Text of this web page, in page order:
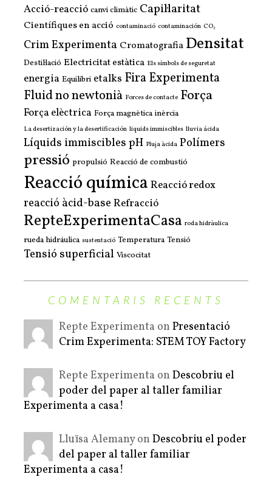
Acció-reacció canvi climàtic Capil·laritat
Científiques en acció contaminació contaminación CO₂
Crim Experimenta Cromatografia Densitat
Destil·lació Electricitat estàtica Els símbols de seguretat
energia Equilibri etalks Fira Experimenta
Fluid no newtonià Forces de contacte Força
Força elèctrica Força magnètica inèrcia
La desertización y la desertificación liquids immiscibles lluvia ácida
Líquids immisciblespH Pluja àcida Polímers
pressió propulsió Reacció de combustió
Reacció química Reacció redox
reacció àcid-base Refracció
RepteExperimentaCasa roda hidràulica
rueda hidráulica sustentació Temperatura Tensió
Tensió superficial Viscocitat
COMENTARIS RECENTS
Repte Experimenta on Presentació
Crim Experimenta: STEM TOY Factory
Repte Experimenta on Descobriu el
poder del paper al taller familiar
Experimenta a casa!
Lluïsa Alemany on Descobriu el poder
del paper al taller familiar
Experimenta a casa!